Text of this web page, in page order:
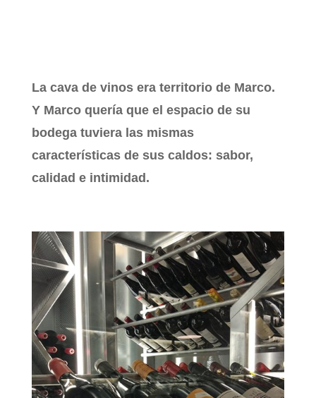
La cava de vinos era territorio de Marco.
Y Marco quería que el espacio de su
bodega tuviera las mismas
características de sus caldos: sabor,
calidad e intimidad.